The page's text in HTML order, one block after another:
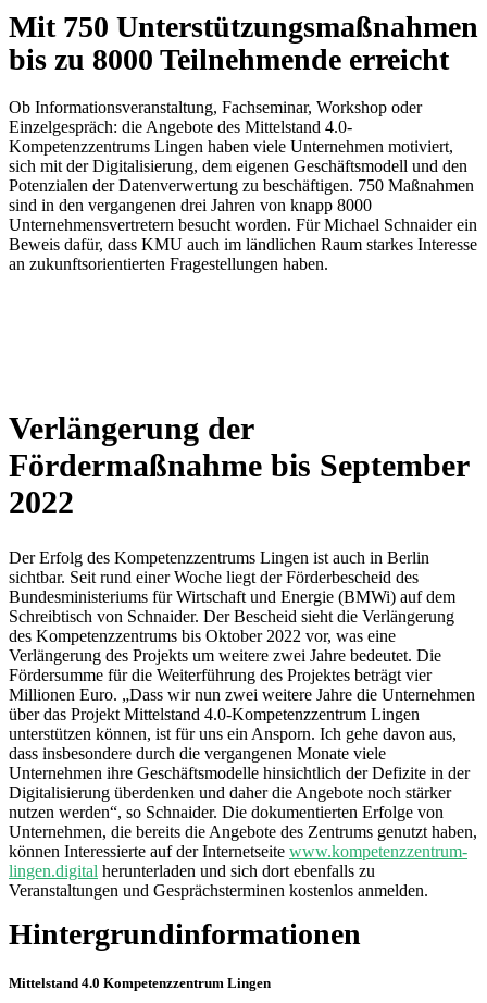
Mit 750 Unterstützungsmaßnahmen
bis zu 8000 Teilnehmende erreicht
Ob Informationsveranstaltung, Fachseminar, Workshop oder
Einzelgespräch: die Angebote des Mittelstand 4.0-
Kompetenzzentrums Lingen haben viele Unternehmen motiviert,
sich mit der Digitalisierung, dem eigenen Geschäftsmodell und den
Potenzialen der Datenverwertung zu beschäftigen. 750 Maßnahmen
sind in den vergangenen drei Jahren von knapp 8000
Unternehmensvertretern besucht worden. Für Michael Schnaider ein
Beweis dafür, dass KMU auch im ländlichen Raum starkes Interesse
an zukunftsorientierten Fragestellungen haben.
Verlängerung der
Fördermaßnahme bis September
2022
Der Erfolg des Kompetenzzentrums Lingen ist auch in Berlin
sichtbar. Seit rund einer Woche liegt der Förderbescheid des
Bundesministeriums für Wirtschaft und Energie (BMWi) auf dem
Schreibtisch von Schnaider. Der Bescheid sieht die Verlängerung
des Kompetenzzentrums bis Oktober 2022 vor, was eine
Verlängerung des Projekts um weitere zwei Jahre bedeutet. Die
Fördersumme für die Weiterführung des Projektes beträgt vier
Millionen Euro. „Dass wir nun zwei weitere Jahre die Unternehmen
über das Projekt Mittelstand 4.0-Kompetenzzentrum Lingen
unterstützen können, ist für uns ein Ansporn. Ich gehe davon aus,
dass insbesondere durch die vergangenen Monate viele
Unternehmen ihre Geschäftsmodelle hinsichtlich der Defizite in der
Digitalisierung überdenken und daher die Angebote noch stärker
nutzen werden“, so Schnaider. Die dokumentierten Erfolge von
Unternehmen, die bereits die Angebote des Zentrums genutzt haben,
können Interessierte auf der Internetseite www.kompetenzzentrum-
lingen.digital herunterladen und sich dort ebenfalls zu
Veranstaltungen und Gesprächsterminen kostenlos anmelden.
Hintergrundinformationen
Mittelstand 4.0 Kompetenzzentrum Lingen